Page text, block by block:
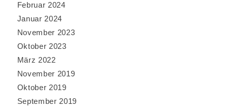
Februar 2024
Januar 2024
November 2023
Oktober 2023
März 2022
November 2019
Oktober 2019
September 2019